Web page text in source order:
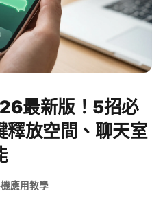
最新版！5招必
釋放空間、聊天室
應用教學